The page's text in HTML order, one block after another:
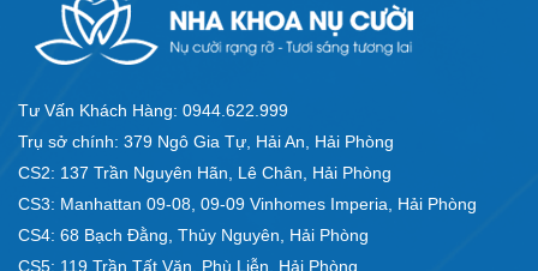
Tư Vấn Khách Hàng: 0944.622.999
Trụ sở chính: 379 Ngô Gia Tự, Hải An, Hải Phòng
CS2: 137 Trần Nguyên Hãn, Lê Chân, Hải Phòng
CS3: Manhattan 09-08, 09-09 Vinhomes Imperia, Hải Phòng
CS4: 68 Bạch Đằng, Thủy Nguyên, Hải Phòng
CS5: 119 Trần Tất Văn, Phù Liễn, Hải Phòng